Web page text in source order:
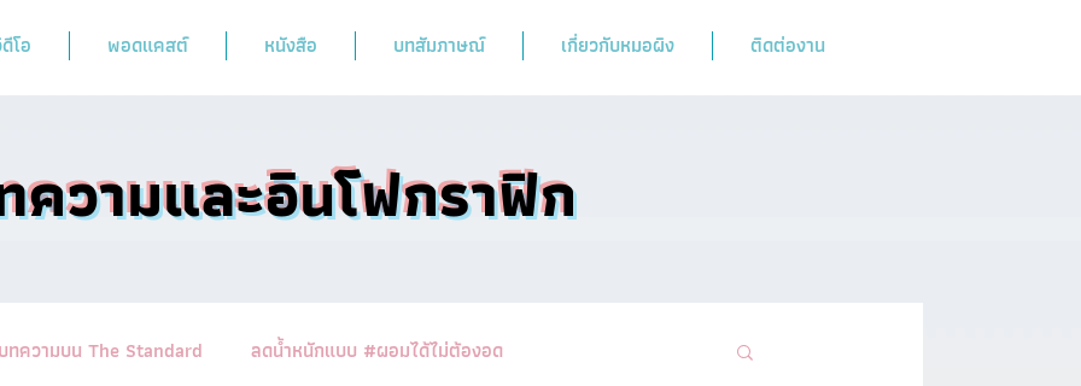
โอ พอดแคสต์ หนังสือ บทสัมภาษณ์ เกี่ยวกับหมอผิง ติดต่องาน
ความและอินโฟกราฟิก
บทความบน The Standard ลดน้ำหนักแบบ #ผอมได้ไม่ต้องอด